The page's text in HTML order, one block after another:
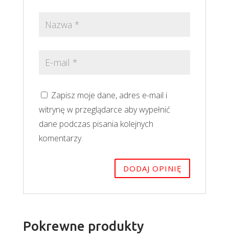
Zapisz moje dane, adres e-mail i
witrynę w przeglądarce aby wypełnić
dane podczas pisania kolejnych
komentarzy.
Pokrewne produkty